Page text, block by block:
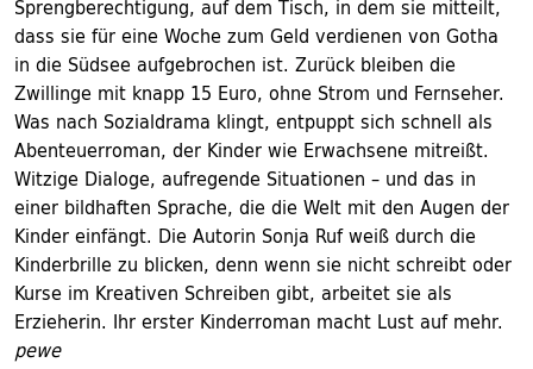
Sprengberechtigung, auf dem Tisch, in dem sie mitteilt,
dass sie für eine Woche zum Geld verdienen von Gotha
in die Südsee aufgebrochen ist. Zurück bleiben die
Zwillinge mit knapp 15 Euro, ohne Strom und Fernseher.
Was nach Sozialdrama klingt, entpuppt sich schnell als
Abenteuerroman, der Kinder wie Erwachsene mitreißt.
Witzige Dialoge, aufregende Situationen – und das in
einer bildhaften Sprache, die die Welt mit den Augen der
Kinder einfängt. Die Autorin Sonja Ruf weiß durch die
Kinderbrille zu blicken, denn wenn sie nicht schreibt oder
Kurse im Kreativen Schreiben gibt, arbeitet sie als
Erzieherin. Ihr erster Kinderroman macht Lust auf mehr.
pewe